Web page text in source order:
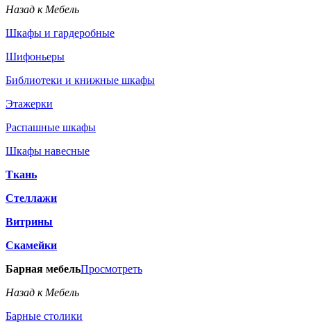
Назад к Мебель
Шкафы и гардеробные
Шифоньеры
Библиотеки и книжные шкафы
Этажерки
Распашные шкафы
Шкафы навесные
Ткань
Стеллажи
Витрины
Скамейки
Барная мебельПросмотреть
Назад к Мебель
Барные столики